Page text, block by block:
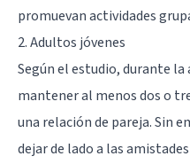
promuevan actividades
2. Adultos jóvenes
Según el estudio, durante
mantener al menos dos o
una relación de pareja. Sin
dejar de lado a las